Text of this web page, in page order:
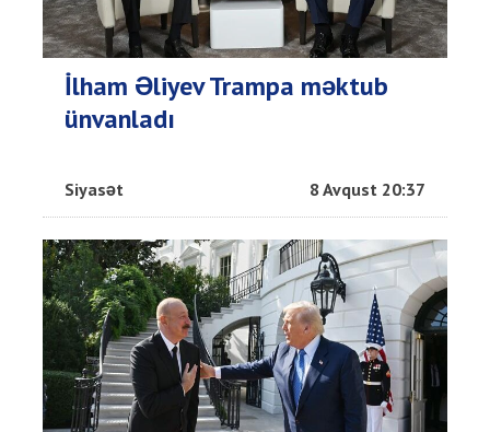
İlham Əliyev Trampa məktub
ünvanladı
Siyasət 8 Avqust 20:37